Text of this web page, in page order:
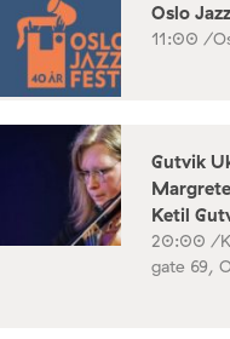
Oslo
11:00 /
Gutvik
Ketil
20:00 /
gate 69,